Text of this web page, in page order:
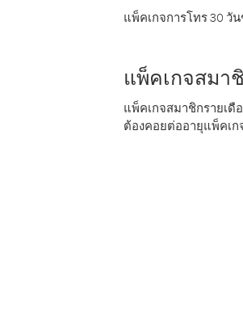
แพ็คเกจการโทร 30 วั
แพ็คเกจสมา
แพ็คเกจสมาชิกรายเ
ต้องคอยต่ออายุแพ็คเ